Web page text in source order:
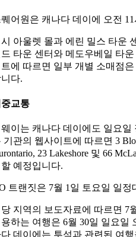
어원은 캐나다 데이에 오전
아울렛 몰과 에린 밀스 타운
타운 센터와 메도우베일 타
에 따르면 일부 개별 소매점
다.
교통
이는 캐나다 데이에도 일요
기관의 웹사이트에 따르면 3
23 Lakeshore 및 66
예정입니다.
트랜짓은 7월 1일 토요일 일정
지역의 보도자료에 따르면 7
하는 여행은 6월 30일 일요일
데이에는 투석과 관련된 여